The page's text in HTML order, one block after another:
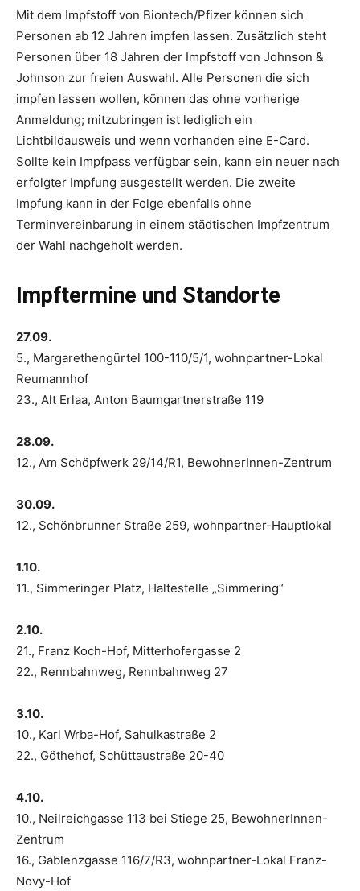
Mit dem Impfstoff von Biontech/Pfizer können sich
Personen ab 12 Jahren impfen lassen. Zusätzlich steht
Personen über 18 Jahren der Impfstoff von Johnson &
Johnson zur freien Auswahl. Alle Personen die sich
impfen lassen wollen, können das ohne vorherige
Anmeldung; mitzubringen ist lediglich ein
Lichtbildausweis und wenn vorhanden eine E-Card.
Sollte kein Impfpass verfügbar sein, kann ein neuer nach
erfolgter Impfung ausgestellt werden. Die zweite
Impfung kann in der Folge ebenfalls ohne
Terminvereinbarung in einem städtischen Impfzentrum
der Wahl nachgeholt werden.
Impftermine und Standorte
27.09.
5., Margarethengürtel 100-110/5/1, wohnpartner-Lokal
Reumannhof
23., Alt Erlaa, Anton Baumgartnerstraße 119
28.09.
12., Am Schöpfwerk 29/14/R1, BewohnerInnen-Zentrum
30.09.
12., Schönbrunner Straße 259, wohnpartner-Hauptlokal
1.10.
11., Simmeringer Platz, Haltestelle „Simmering“
2.10.
21., Franz Koch-Hof, Mitterhofergasse 2
22., Rennbahnweg, Rennbahnweg 27
3.10.
10., Karl Wrba-Hof, Sahulkastraße 2
22., Göthehof, Schüttaustraße 20-40
4.10.
10., Neilreichgasse 113 bei Stiege 25, BewohnerInnen-
Zentrum
16., Gablenzgasse 116/7/R3, wohnpartner-Lokal Franz-
Novy-Hof